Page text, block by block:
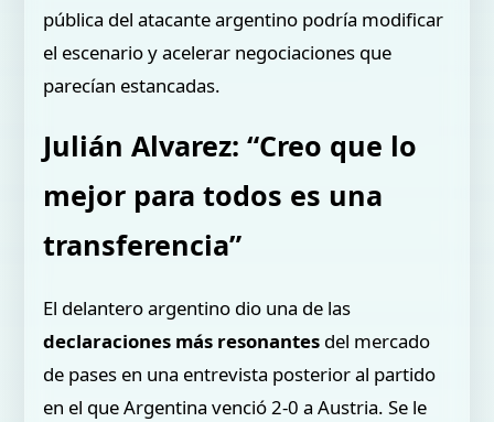
pública del atacante argentino podría modificar
el escenario y acelerar negociaciones que
parecían estancadas.
Julián Alvarez: “Creo que lo
mejor para todos es una
transferencia”
El delantero argentino dio una de las
declaraciones más resonantes del mercado
de pases en una entrevista posterior al partido
en el que Argentina venció 2-0 a Austria. Se le